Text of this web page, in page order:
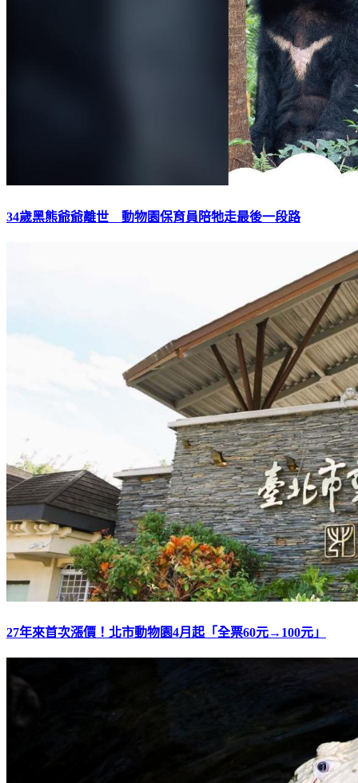
34歲黑熊爺爺離世 動物園保育員陪牠走最後一段路
27年來首次漲價！北市動物園4月起「全票60元→100元」